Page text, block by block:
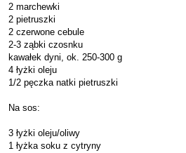
2 marchewki
2 pietruszki
2 czerwone cebule
2-3 ząbki czosnku
kawałek dyni, ok. 250-300 g
4 łyżki oleju
1/2 pęczka natki pietruszki
Na sos:
3 łyżki oleju/oliwy
1 łyżka soku z cytryny